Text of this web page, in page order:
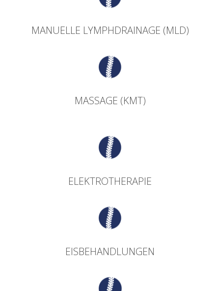
MANUELLE LYMPHDRAINAGE (MLD)
MASSAGE (KMT)
ELEKTROTHERAPIE
EISBEHANDLUNGEN